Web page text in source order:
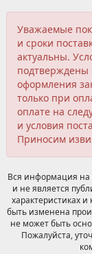
Уважаемые
и сроки
актуальны.
подтверждены
оформления
только при
оплате на
и условия
Приносим
Вся информация на
и не является
характеристиках
быть изменена
не может быть
Пожалуйста,